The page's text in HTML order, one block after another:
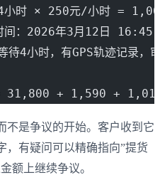
小时 × 250元/小时 =
间：2026年3月12日 16:45
待4小时，有GPS轨迹记录，
= 31,800 + 1,590 +
不是争议的开始。客户收到它
，有疑问可以精确指向”提货
额上继续争议。